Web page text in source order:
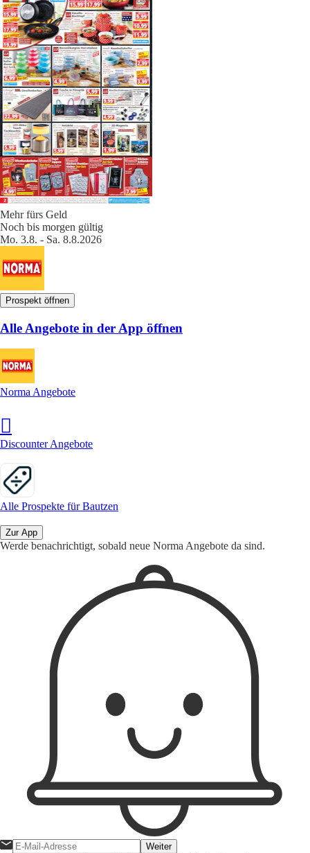
Mehr fürs Geld
Noch bis morgen gültig
Mo. 3.8. - Sa. 8.8.2026
Prospekt öffnen
Alle Angebote in der App öffnen
Norma Angebote
Discounter Angebote
Alle Prospekte für Bautzen
Zur App
Werde benachrichtigt, sobald neue Norma Angebote da sind.
Weiter